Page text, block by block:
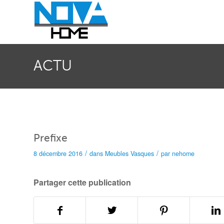
ACTU
Prefixe
8 décembre 2016 / dans Meubles Vasques / par nehome
Partager cette publication